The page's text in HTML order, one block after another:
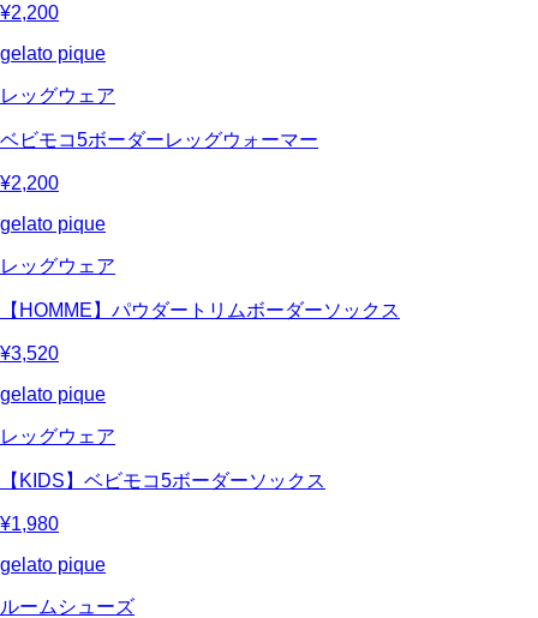
¥2,200
gelato pique
レッグウェア
ベビモコ5ボーダーレッグウォーマー
¥2,200
gelato pique
レッグウェア
【HOMME】パウダートリムボーダーソックス
¥3,520
gelato pique
レッグウェア
【KIDS】ベビモコ5ボーダーソックス
¥1,980
gelato pique
ルームシューズ